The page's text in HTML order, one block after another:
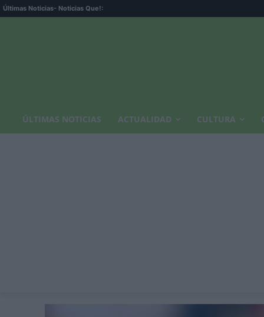
Últimas Noticias- Noticias Que!:
ÚLTIMAS NOTICIAS ACTUALIDAD CULTURA